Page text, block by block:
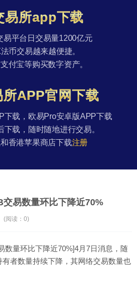
易所app下载
易平台日交易量1200亿元
币交易越来越便捷。
付宝等购买数字资产。
APP官网下载
下载，欧易Pro安卓版APP下载
下载，随时随地进行交易。
香港苹果商店下载注册
易数量环比下降近70%
(阅读：0)
数量环比下降近70%]4月7日消息，随
者数量持续下降，其网络交易数量也